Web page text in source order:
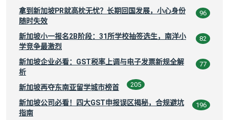
拿到新加坡PR就高枕无忧？长期回国发展，小心身份
随时失效
96
新加坡小一报名2B阶段：31所学校抽签选生，南洋小
学竞争最激烈
82
新加坡企业必看：GST税率上调与电子发票新规全解
析
77
新加坡再夺东南亚留学城市榜首 205
新加坡公司必看！四大GST申报误区揭秘，合规避坑
指南
196